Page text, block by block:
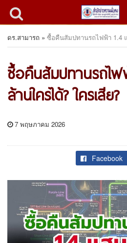
ดร.สามารถ » ซื้อคืนสัมปทานรถไฟฟ้า 1.4
ซื้อคืนสัมปทานรถไ
ล้านใครได้? ใครเสีย?
7 พฤษภาคม 2026
Facebook